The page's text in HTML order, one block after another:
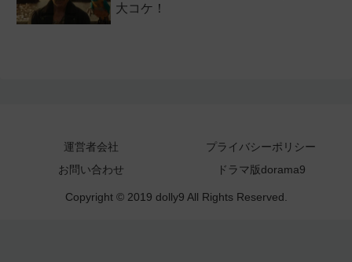
大コケ！
運営者会社
プライバシーポリシー
お問い合わせ
ドラマ版dorama9
Copyright © 2019 dolly9 All Rights Reserved.